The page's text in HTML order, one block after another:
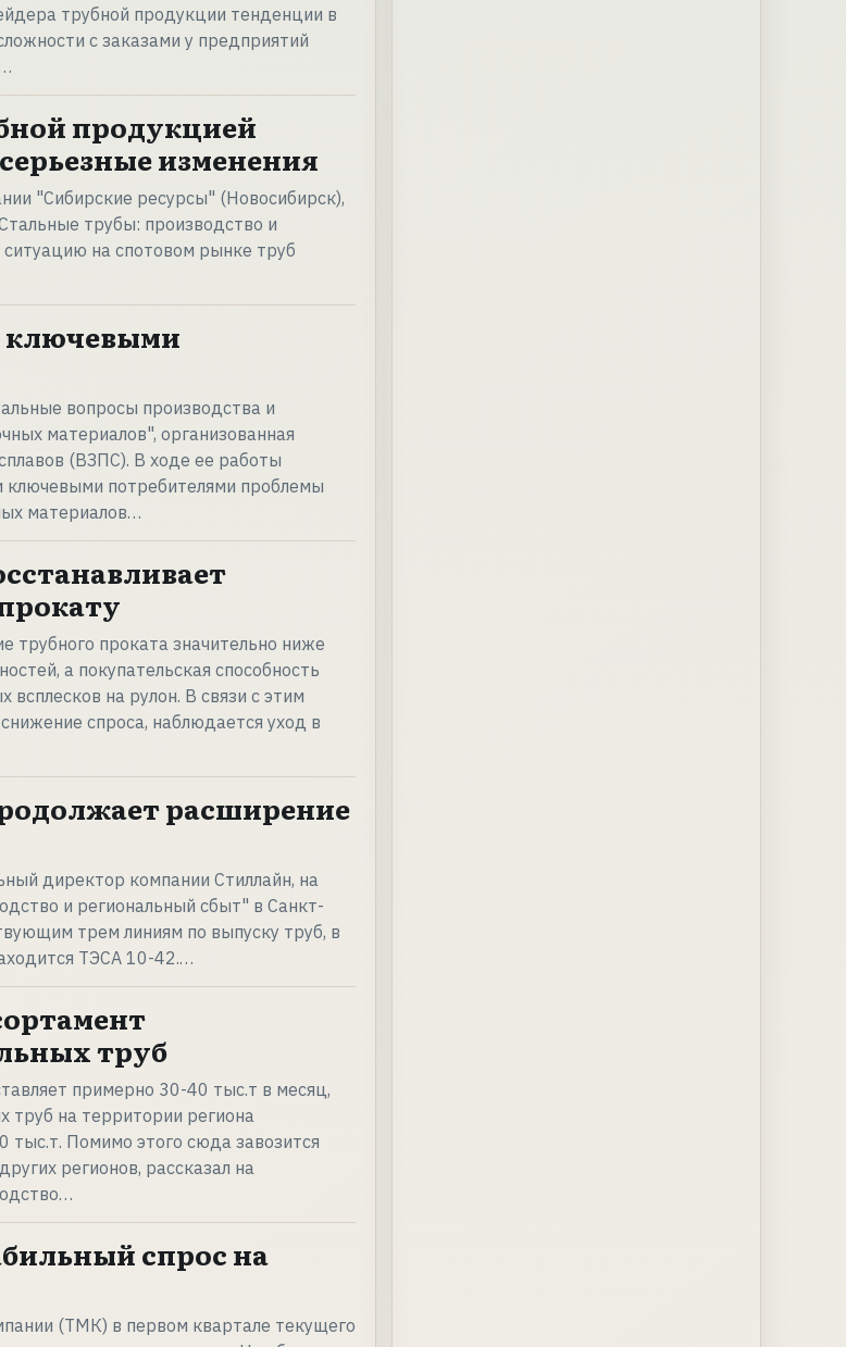
трубной продукции тенденции в
с заказами у предприятий
продукцией
изменения
"Сибирские ресурсы" (Новосибирск),
трубы: производство и
на спотовом рынке труб
ключевыми
вопросы производства и
материалов", организованная
(ВЗПС). В ходе ее работы
ключевыми потребителями проблемы
материалов…
проката значительно ниже
а покупательская способность
на рулон. В связи с этим
спроса, наблюдается уход в
расширение
директор компании Стиллайн, на
и региональный сбыт" в Санкт-
трем линиям по выпуску труб, в
ТЭСА 10-42.…
труб
примерно 30-40 тыс.т в месяц,
труб на территории региона
тыс.т. Помимо этого сюда завозится
регионов, рассказал на
спрос на
(ТМК) в первом квартале текущего